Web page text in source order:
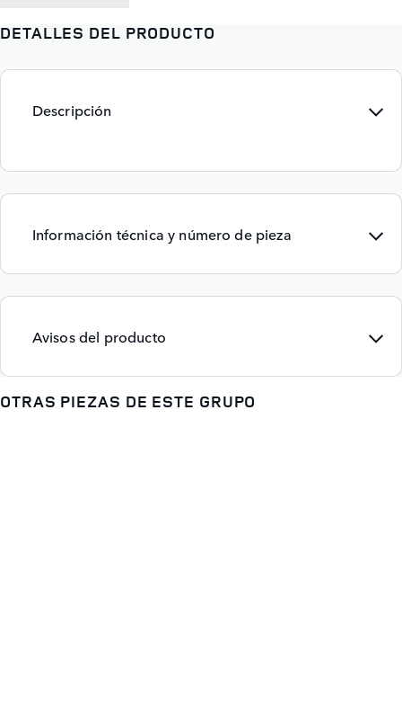
DETALLES DEL PRODUCTO
Descripción
Información técnica y número de pieza
Avisos del producto
OTRAS PIEZAS DE ESTE GRUPO